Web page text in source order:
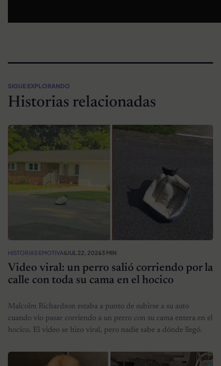
SIGUE EXPLORANDO
Historias relacionadas
HISTORIAS EMOTIVASJUL 22, 20263 MIN
Video viral: un perro salió corriendo por la
calle con toda su cama en el hocico
Malcolm Richardson estaba a punto de subirse a su auto
cuando vio pasar corriendo a un perro con su cama entera en el
hocico. El video se hizo viral, pero nadie sabe a dónde llegó.